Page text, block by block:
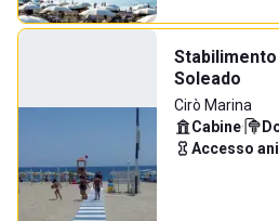
Soleado
Cirò Marina
Cabine·
Accesso